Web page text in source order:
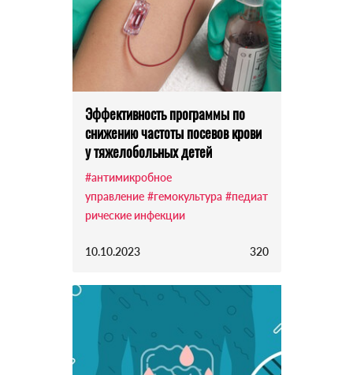
Эффективность программы по
снижению частоты посевов крови
у тяжелобольных детей
#антимикробное
управление #гемокультура #педиат
рические инфекции
10.10.2023 320